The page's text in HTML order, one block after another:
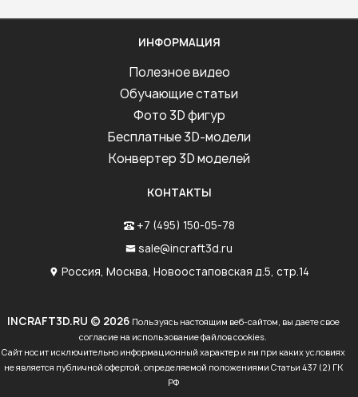
ИНФОРМАЦИЯ
Полезное видео
Обучающие статьи
Фото 3D фигур
Бесплатные 3D-модели
Конвертер 3D моделей
КОНТАКТЫ
+7 (495) 150-05-78
sale@incraft3d.ru
Россия, Москва, Новоостаповская д.5, стр.14
INCRAFT3D.RU © 2026 Пользуясь настоящим веб-сайтом, вы даете свое
согласие на использование файлов cookies.
Сайт носит исключительно информационный характер и ни при каких условиях
не является публичной офертой, определяемой положениями Статьи 437 (2) ГК
РФ